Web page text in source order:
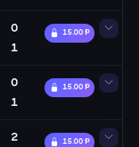
0
1
15.00 Ᵽ
0
1
15.00 Ᵽ
2
15.00 Ᵽ